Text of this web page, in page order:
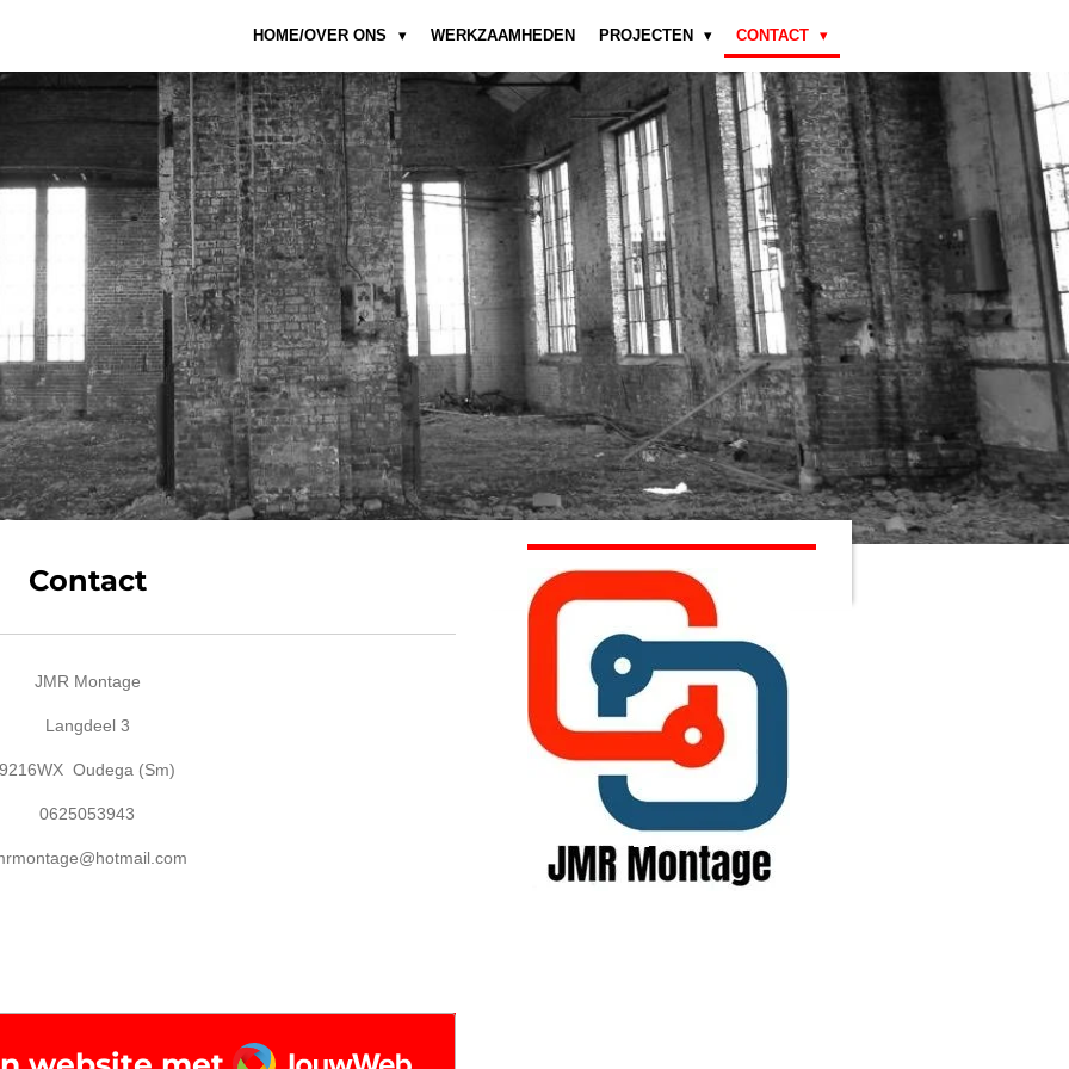
HOME/OVER ONS WERKZAAMHEDEN PROJECTEN CONTACT
Contact
JMR Montage
Langdeel 3
9216WX Oudega (Sm)
0625053943
JouwWeb